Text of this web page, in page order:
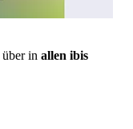
über in allen ibis